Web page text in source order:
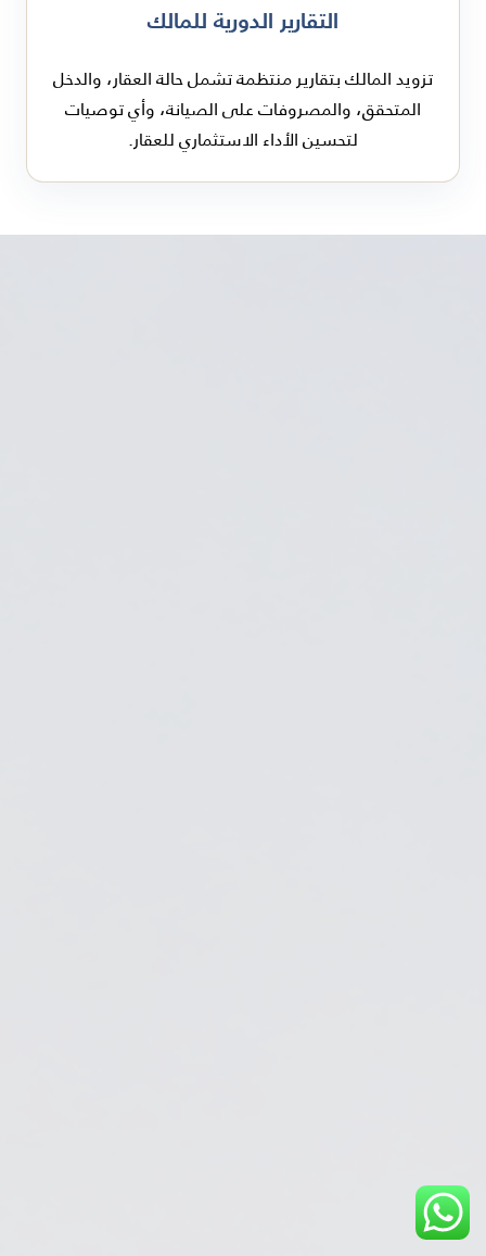
التقارير الدورية للمالك
تزويد المالك بتقارير منتظمة تشمل حالة العقار، والدخل
المتحقق، والمصروفات على الصيانة، وأي توصيات
لتحسين الأداء الاستثماري للعقار.